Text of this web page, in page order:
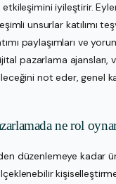
iyileştirir.
unsurlar katılımı
paylaşımları ve
pazarlama ajansları,
not eder, genel
ne rol
düzenlemeye kadar